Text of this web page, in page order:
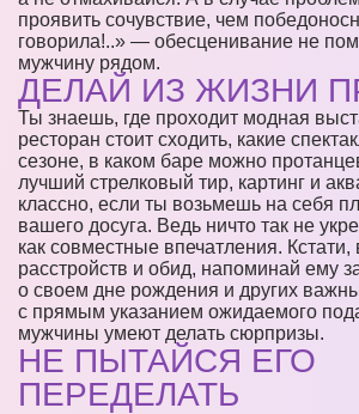
проявить сочувствие, чем
говорила!..» — обесценивание не
мужчину рядом.
ДЕЛАЙ ИЗ ЖИЗНИ
Ты знаешь, где проходит модная
ресторан стоит сходить, какие
сезоне, в каком баре можно
лучший стрелковый тир, картинг и
классно, если ты возьмешь на себя
вашего досуга. Ведь ничто так не
как совместные впечатления.
расстройств и обид, напоминай ему
о своем дне рождения и других
с прямым указанием ожидаемого
мужчины умеют делать сюрпризы.
НЕ ПЫТАЙСЯ ЕГО
ПЕРЕДЕЛАТЬ